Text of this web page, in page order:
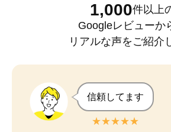
1,000件以上
Googleレビューか
リアルな声をご紹介
信頼してます
★★★★★